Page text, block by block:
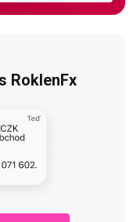
RoklenFx